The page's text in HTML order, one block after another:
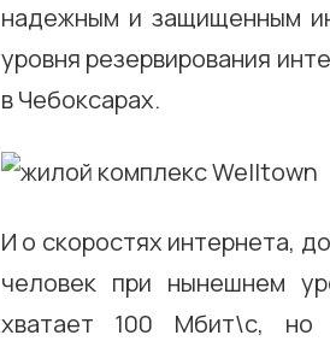
надежным и защищенным
уровня резервирования
в Чебоксарах.
И о скоростях интернета,
человек при нынешнем
хватает 100 Мбит\с, но